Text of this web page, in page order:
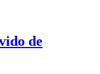
de